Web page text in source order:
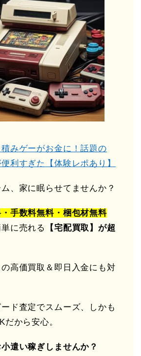
積みゲーがお金に！話題の
利すぎた【体験レポあり】
、家に眠らせてませんか？
手数料無料・梱包材無料
に売れる
【宅配買取】が超
高価買取＆即日入金にも対
ド査定でスムーズ、しかも
だから安心。
遣い稼ぎしませんか？